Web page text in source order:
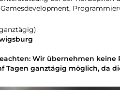
Wir übernehmen keine
Tagen ganztägig möglich, da